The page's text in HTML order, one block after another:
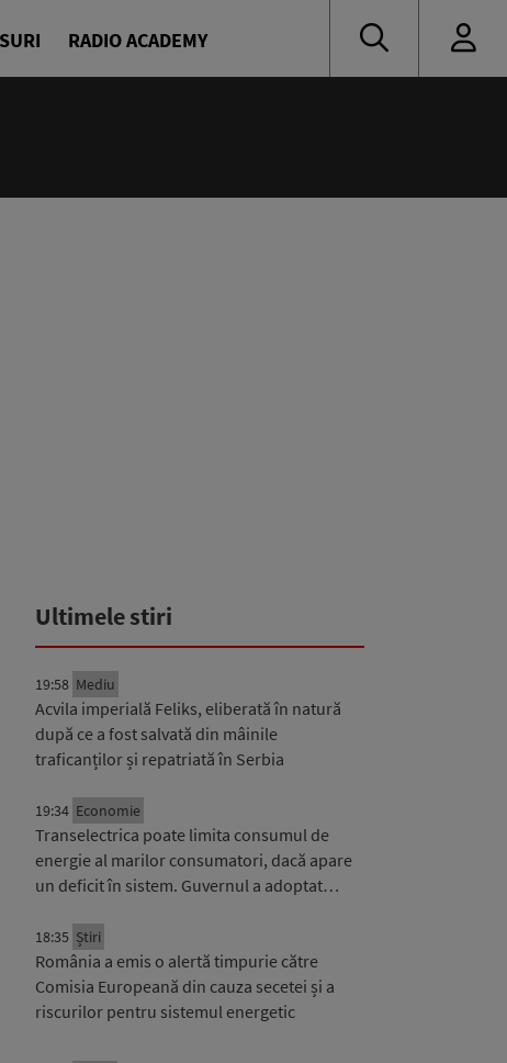
RADIO ACADEMY
Ultimele stiri
19:58 Mediu
Acvila imperială Feliks, eliberată în natură
după ce a fost salvată din mâinile
traficanților și repatriată în Serbia
19:34 Economie
Transelectrica poate limita consumul de
energie al marilor consumatori, dacă apare
un deficit în sistem. Guvernul a adoptat…
18:35 Știri
România a emis o alertă timpurie către
Comisia Europeană din cauza secetei și a
riscurilor pentru sistemul energetic